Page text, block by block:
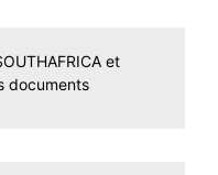
et
documents